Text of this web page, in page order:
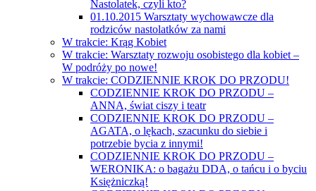
Nastolatek, czyli kto?
01.10.2015 Warsztaty wychowawcze dla
rodziców nastolatków za nami
W trakcie: Krąg Kobiet
W trakcie: Warsztaty rozwoju osobistego dla kobiet –
W podróży po nowe!
W trakcie: CODZIENNIE KROK DO PRZODU!
CODZIENNIE KROK DO PRZODU –
ANNA, świat ciszy i teatr
CODZIENNIE KROK DO PRZODU –
AGATA, o lękach, szacunku do siebie i
potrzebie bycia z innymi!
CODZIENNIE KROK DO PRZODU –
WERONIKA: o bagażu DDA, o tańcu i o byciu
Księżniczką!